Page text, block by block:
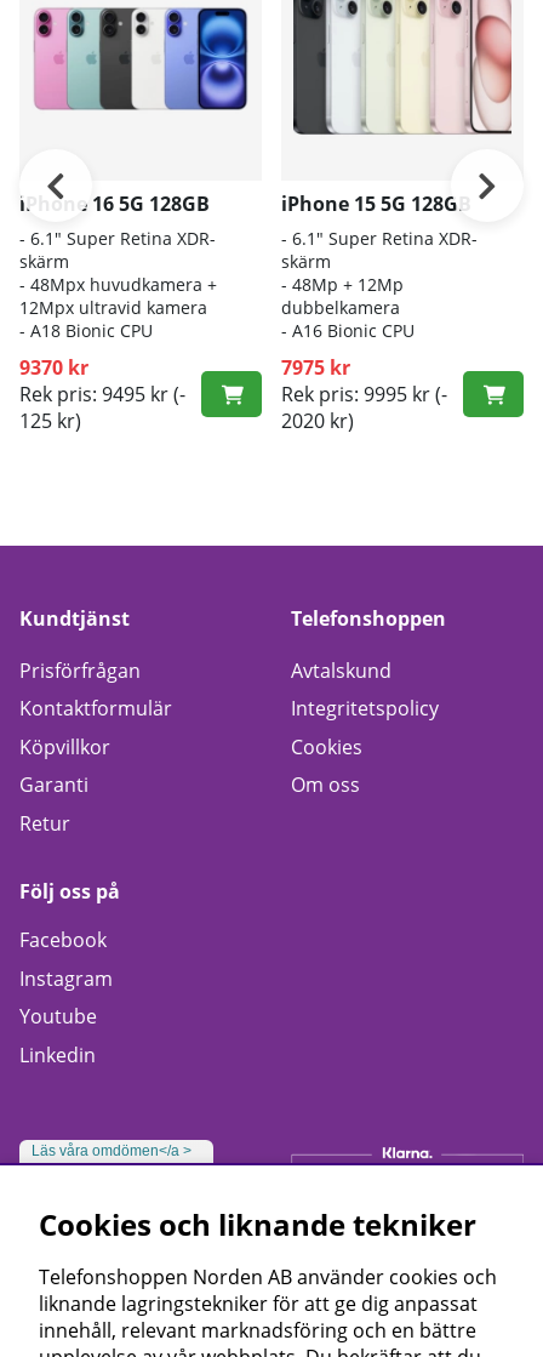
iPhone 16 5G 128GB
- 6.1″ Super Retina XDR-
skärm
- 48Mpx huvudkamera +
12Mpx ultravid kamera
- A18 Bionic CPU
9370 kr
Rek pris: 9495 kr(-
125 kr)
iPhone 15 5G 128GB
- 6.1" Super Retina XDR-
skärm
- 48Mp + 12Mp
dubbelkamera
- A16 Bionic CPU
7975 kr
Rek pris: 9995 kr(-
2020 kr)
Kundtjänst
Prisförfrågan
Kontaktformulär
Köpvillkor
Garanti
Retur
Telefonshoppen
Avtalskund
Integritetspolicy
Cookies
Om oss
Följ oss på
Facebook
Instagram
Youtube
Linkedin
Läs våra omdömen</a >
Cookies och liknande tekniker
Telefonshoppen Norden AB använder cookies och
liknande lagringstekniker för att ge dig anpassat
innehåll, relevant marknadsföring och en bättre